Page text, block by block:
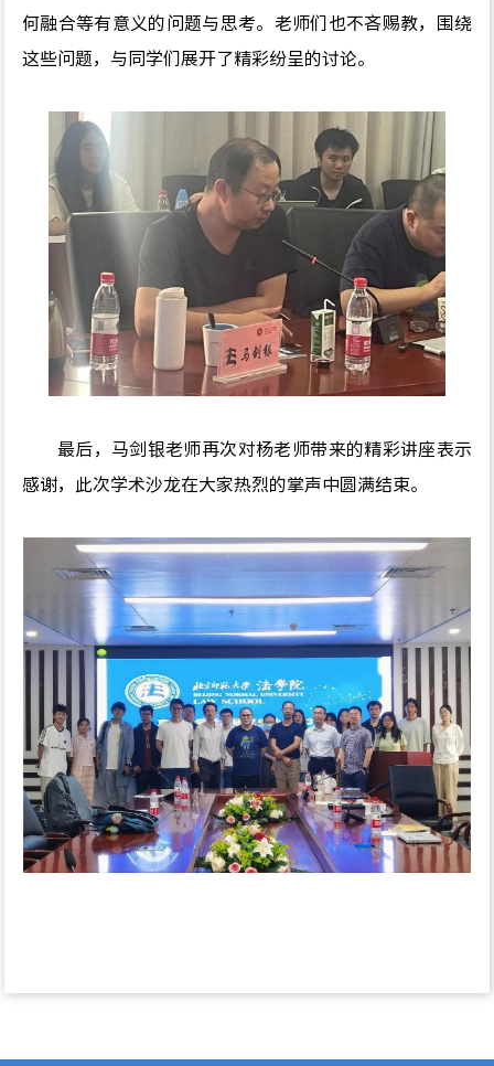
何融合等有意义的问题与思考。老师们也不吝赐教，围绕
这些问题，与同学们展开了精彩纷呈的讨论。
最后，马剑银老师再次对杨老师带来的精彩讲座表示
感谢，此次学术沙龙在大家热烈的掌声中圆满结束。